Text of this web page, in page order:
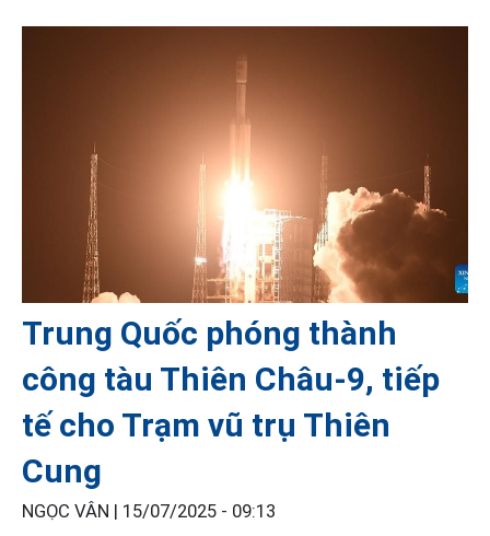
Trung Quốc phóng thành
công tàu Thiên Châu-9, tiếp
tế cho Trạm vũ trụ Thiên
Cung
NGỌC VÂN | 15/07/2025 - 09:13